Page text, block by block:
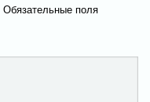
Обязательные поля